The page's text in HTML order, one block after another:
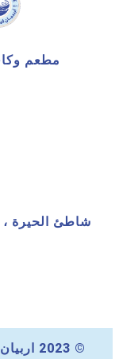
مطعم
© 2023 اربيان فيش هاوس. جميع الحقوق محفوظة.